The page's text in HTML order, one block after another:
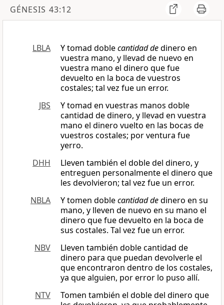
GÉNESIS 43:12
LBLA Y tomad doblecantidad dedinero en
vuestra mano, y llevad de nuevo en
vuestra mano el dinero que fue
devuelto en la boca de vuestros
costales; tal vez fue un error.
JBS
Y tomad en vuestras manos doble
cantidad de dinero, y llevad en vuestra
mano el dinero vuelto en las bocas de
vuestros costales; por ventura fue
yerro.
DHH
Lleven también el doble del dinero, y
entreguen personalmente el dinero que
les devolvieron; tal vez fue un error.
NBLA
Y tomen doblecantidad dedinero en su
mano, y lleven de nuevo en su mano el
dinero que fue devuelto en la boca de
sus costales. Tal vez fue un error.
NBV
Lleven también doble cantidad de
dinero para que puedan devolverle el
que encontraron dentro de los costales,
ya que alguien, por error lo puso allí.
NTV
Tomen también el doble del dinero que